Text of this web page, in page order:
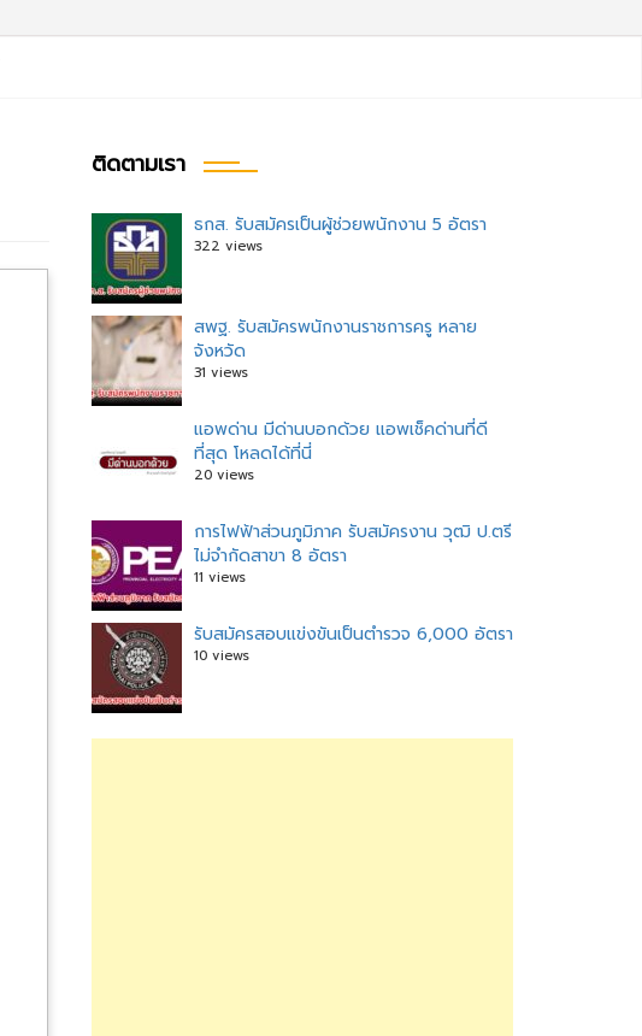
แนะแนว
เรื่อง
ติดตามเรา
ธกส. รับสมัครเป็นผู้ช่วยพนักงาน 5 อัตรา
322 views
สพฐ. รับสมัครพนักงานราชการครู หลาย
จังหวัด
31 views
แอพด่าน มีด่านบอกด้วย แอพเช็คด่านที่ดี
ที่สุด โหลดได้ที่นี่
20 views
การไฟฟ้าส่วนภูมิภาค รับสมัครงาน วุฒิ ป.ตรี
ไม่จำกัดสาขา 8 อัตรา
11 views
รับสมัครสอบแข่งขันเป็นตำรวจ 6,000 อัตรา
10 views